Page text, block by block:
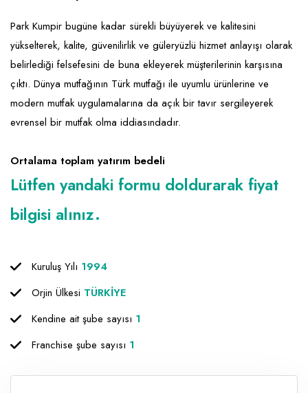
Ev Hizmetleri
Sağlık Güzellik
Turizm - Eğlence
Market FMGC - Katlı Mağaza
Mobilya ve Ev Tekstili
Oyuncak ve Hediyelik
Takı
Gayrimenkul
Gıda ve Sarf Malzemeleri
Güvenlik - Temizlik
Giyim - Aksesuar
Isıtma - Soğutma ve Havalandırma
Lojistik - Kargo ve Kurye
Mali Kayıt ve Denetim
Mobilya Dekorasyon
Proje - İnşaat ve Tesisat
Raf ve Depo Sistemleri
Park Kumpir bugüne kadar sürekli büyüyerek ve kalitesini
yükselterek, kalite, güvenilirlik ve güleryüzlü hizmet anlayışı olarak
belirlediği felsefesini de buna ekleyerek müşterilerinin karşısına
çıktı. Dünya mutfağının Türk mutfağı ile uyumlu ürünlerine ve
modern mutfak uygulamalarına da açık bir tavır sergileyerek
evrensel bir mutfak olma iddiasındadır.
Ortalama toplam yatırım bedeli
Lütfen yandaki formu doldurarak fiyat
bilgisi alınız.
Kuruluş Yılı 1994
Orjin Ülkesi TÜRKİYE
Kendine ait şube sayısı 1
Franchise şube sayısı 1